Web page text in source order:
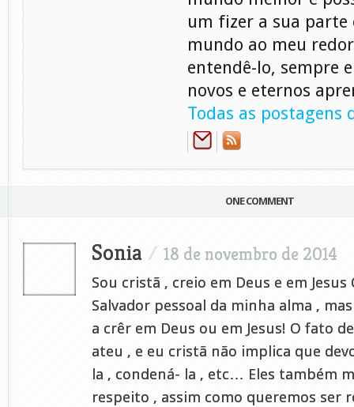
um fizer a sua parte
mundo ao meu
entendê-lo, sempre
novos e eternos
Todas as postagens
ONE COMMENT
Sonia / 18 de novembro de 2014
Sou cristã , creio em Deus e em
Salvador pessoal da minha alma ,
a crêr em Deus ou em Jesus! O fato
ateu , e eu cristã não implica que
la , condená- la , etc… Eles também
respeito , assim como queremos ser